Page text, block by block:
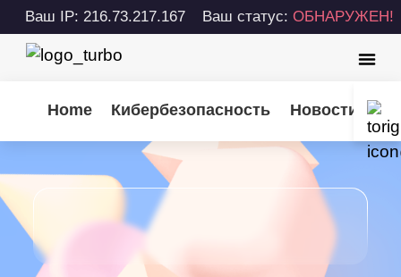
Ваш IP: 216.73.217.167 Ваш статус: ОБНАРУЖЕН!
Home Кибербезопасность Новости